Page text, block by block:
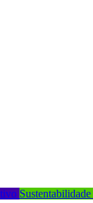
Sustentabilidade